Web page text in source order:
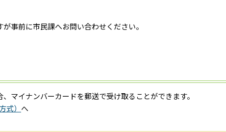
事前に市民課へお問い合わせください。
マイナンバーカードを郵送で受け取ることができます。
） へ